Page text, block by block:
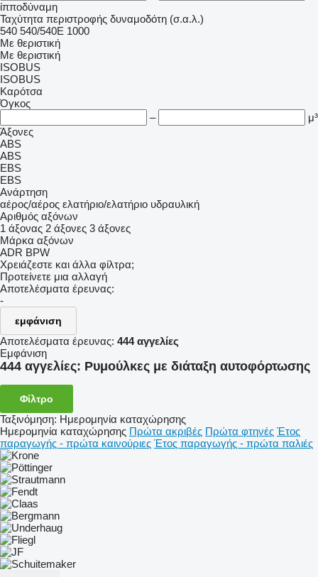
ίπποδύναμη
Ταχύτητα περιστροφής δυναμοδότη (σ.α.λ.)
540 540/540E 1000
Με θεριστική
Με θεριστική
ISOBUS
ISOBUS
Καρότσα
Όγκος
–
μ³
Άξονες
ABS
ABS
EBS
EBS
Ανάρτηση
αέρος/αέρος ελατήριο/ελατήριο υδραυλική
Αριθμός αξόνων
1 άξονας 2 άξονες 3 άξονες
Μάρκα αξόνων
ADR BPW
Χρειάζεστε και άλλα φίλτρα;
Προτείνετε μια αλλαγή
Αποτελέσματα έρευνας:
-
εμφάνιση
Αποτελέσματα έρευνας: 444 αγγελίες
Εμφάνιση
444 αγγελίες: Ρυμούλκες με διάταξη αυτοφόρτωσης
Φίλτρο
Ταξινόμηση: Ημερομηνία καταχώρησης
Ημερομηνία καταχώρησης Πρώτα ακριβές Πρώτα φτηνές Έτος
παραγωγής - πρώτα καινούριες Έτος παραγωγής - πρώτα παλιές